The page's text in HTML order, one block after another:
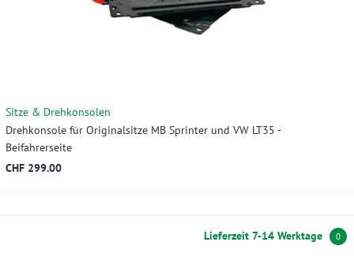
Sitze & Drehkonsolen
Drehkonsole für Originalsitze MB Sprinter und VW LT35 -
Beifahrerseite
CHF 299.00
Lieferzeit 7-14 Werktage 0